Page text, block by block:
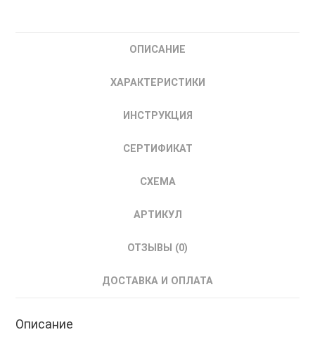
ОПИСАНИЕ
ХАРАКТЕРИСТИКИ
ИНСТРУКЦИЯ
СЕРТИФИКАТ
СХЕМА
АРТИКУЛ
ОТЗЫВЫ (0)
ДОСТАВКА И ОПЛАТА
Описание